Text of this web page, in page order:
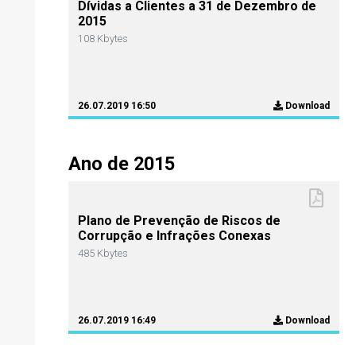
Dívidas a Clientes a 31 de Dezembro de
2015
108 Kbytes
26.07.2019 16:50 Download
Ano de 2015
Plano de Prevenção de Riscos de
Corrupção e Infrações Conexas
485 Kbytes
26.07.2019 16:49 Download